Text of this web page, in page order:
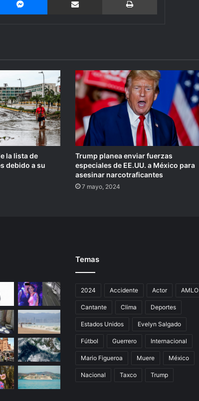
la lista de
debido a su
Trump planea enviar fuerzas
especiales de EE.UU. a México para
asesinar narcotraficantes
7 mayo, 2024
Temas
2024 Accidente Actor AMLO
Cantante Clima Deportes
Estados Unidos Evelyn Salgado
Fútbol Guerrero Internacional
Mario Figueroa Muere México
Nacional Taxco Trump